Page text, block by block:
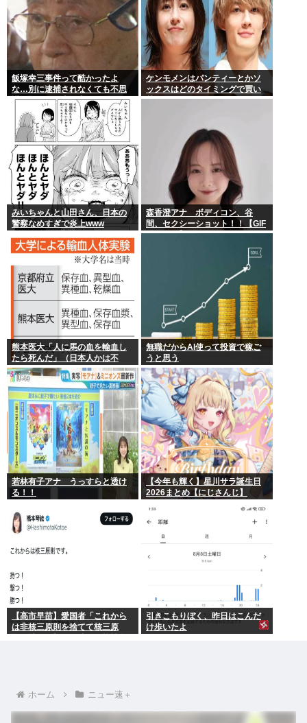
飯塚幸三事件って酷かったよ
な…別に逮捕されなくても不思
議は無いのに上級上級叩かれま
くってさ
ケンモメンはパンティーとかソ
ックスはどのタイミングで買い
替えてるの？
みいちゃんと山田さん、日本の
警察なめすぎで炎上www
森香澄アナ ボディコン、谷
間、セクシーショット！！【GIF
動画あり】
熊本医大「人に馬の血を輸血し
たら死んだ」（日本人かは不
明）
無職だからAI使って投資で稼ご
うと思う
若林有子アナ うっすらと透け
る！！
【今年も輝く】星川サラ誕生日
2026まとめ【にじさんじ】
【高市早苗】愛国者「これから
は非核三原則を捨てて核三原
引きこもりぼく、昨日はこんだ
け歩いたよ
ホーム ニュー速＋